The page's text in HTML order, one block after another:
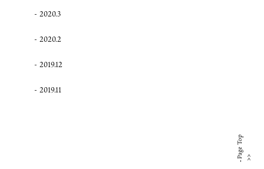
2020.3
2020.2
2019.12
2019.11
Page Top